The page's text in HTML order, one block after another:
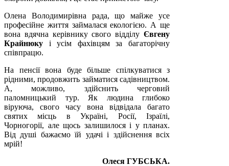
Олена Володимирівна рада, що майже усе
професійне життя займалася екологією. А ще
вона вдячна керівнику свого відділу Євгену
Крайнюку і усім фахівцям за багаторічну
співпрацю.
На пенсії вона буде більше спілкуватися з
рідними, продовжить займатися садівництвом.
А, можливо, здійснить черговий
паломницький тур. Як людина глибоко
віруюча, свого часу вона відвідала багато
святих місць в Україні, Росії, Ізраїлі,
Чорногорії, але щось залишилося і у планах.
Від душі бажаємо їй удачі і здійснення всіх
мрій!
Олеся ГУБСЬКА.